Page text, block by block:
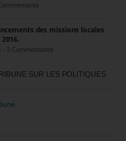
des missions locales
- 3 Commentaires
SUR LES POLITIQUES